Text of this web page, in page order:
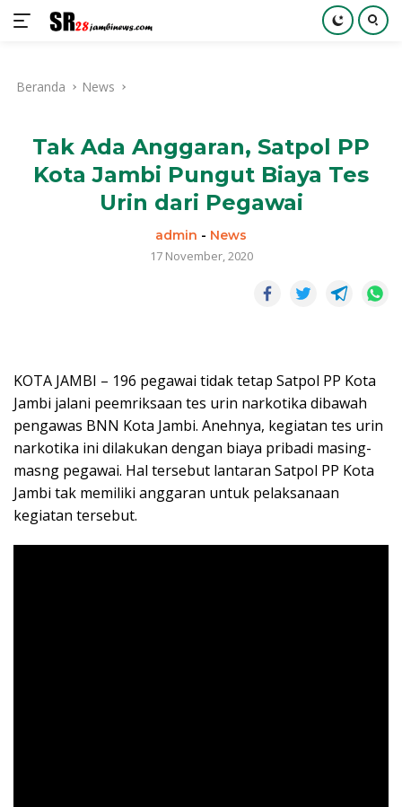
kontenBeranda News
Tak Ada Anggaran, Satpol PP
Kota Jambi Pungut Biaya Tes
Urin dari Pegawai
admin - News
17 November, 2020
KOTA JAMBI – 196 pegawai tidak tetap Satpol PP Kota
Jambi jalani peemriksaan tes urin narkotika dibawah
pengawas BNN Kota Jambi. Anehnya, kegiatan tes urin
narkotika ini dilakukan dengan biaya pribadi masing-
masng pegawai. Hal tersebut lantaran Satpol PP Kota
Jambi tak memiliki anggaran untuk pelaksanaan
kegiatan tersebut.